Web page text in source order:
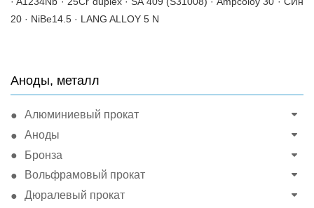
Аноды, металл
Алюминиевый прокат
Аноды
Бронза
Вольфрамовый прокат
Дюралевый прокат
20 · NiBe14.5 · LANG ALLOY 5 N